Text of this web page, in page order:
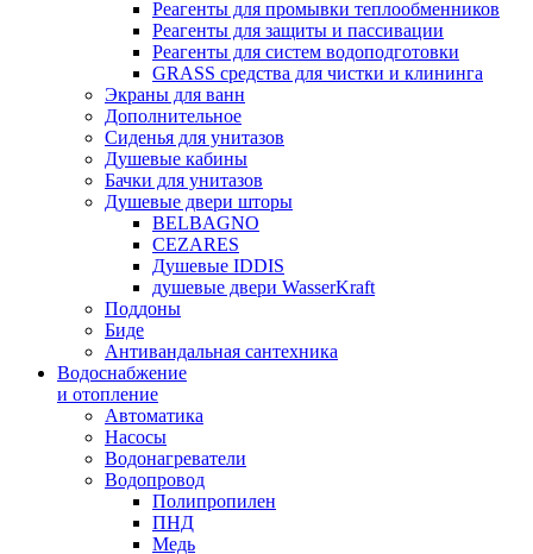
Реагенты для промывки теплообменников
Реагенты для защиты и пассивации
Реагенты для систем водоподготовки
GRASS средства для чистки и клининга
Экраны для ванн
Дополнительное
Сиденья для унитазов
Душевые кабины
Бачки для унитазов
Душевые двери шторы
BELBAGNO
CEZARES
Душевые IDDIS
душевые двери WasserKraft
Поддоны
Биде
Антивандальная сантехника
Водоснабжение
и отопление
Автоматика
Насосы
Водонагреватели
Водопровод
Полипропилен
ПНД
Медь